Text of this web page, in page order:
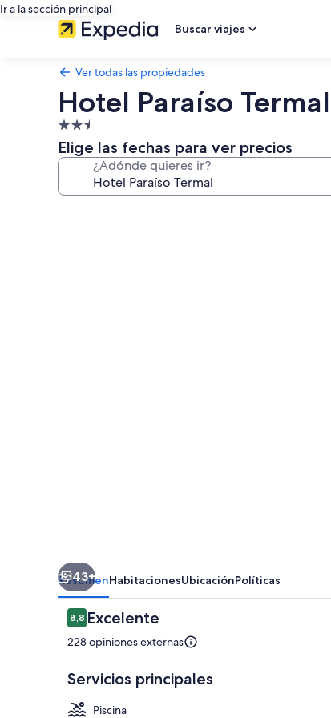
Ir a la sección principal
Buscar viajes
Ver todas las propiedades
Hotel Paraíso Termal
Propiedad
de
2.5
estrellas
Elige las fechas para ver precios
¿Adónde quieres ir?
43+
ResumenHabitacionesUbicaciónPolíticas
Opiniones
8,88,8 de 10
Excelente
228 opiniones externas
Servicios principales
Piscina